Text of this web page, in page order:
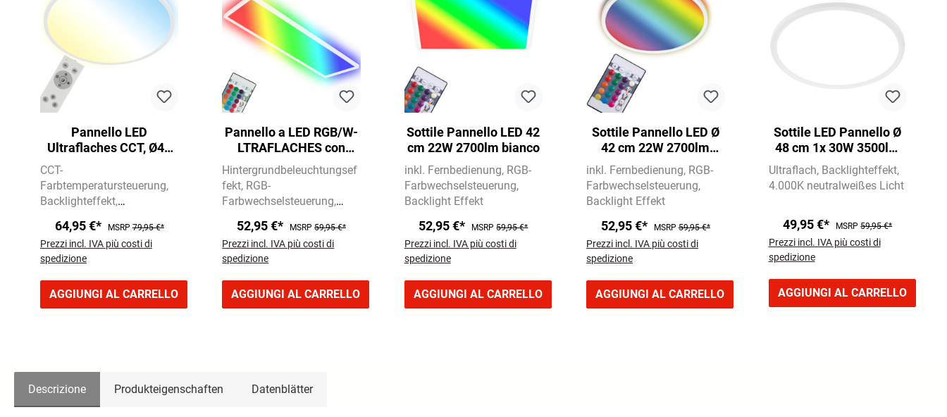
Pannello LED
Ultraflaches CCT, Ø48
cm, LED, 31 W, 3500 LM,
bianco
CCT-
Farbtemperatursteuerung
Backlighteffekt
64,95 €* MSRP79,95 €*
Prezzi incl. IVA più costi di
spedizione
AGGIUNGI AL CARRELLO
Pannello a LED RGB/W-
LTRAFLACHES con
retroilluminazione, 42
cm, LED, 22 W, 3000 LM,
bianco
Hintergrundbeleuchtungsef
fekt RGB-
Farbwechselsteuerung
52,95 €* MSRP59,95 €*
Prezzi incl. IVA più costi di
spedizione
AGGIUNGI AL CARRELLO
Sottile Pannello LED 42
cm 22W 2700lm bianco
inkl. Fernbedienung RGB-
Farbwechselsteuerung
Backlight Effekt
52,95 €* MSRP59,95 €*
Prezzi incl. IVA più costi di
spedizione
AGGIUNGI AL CARRELLO
Sottile Pannello LED Ø
42 cm 22W 2700lm
bianco
inkl. Fernbedienung RGB-
Farbwechselsteuerung
Backlight Effekt
52,95 €* MSRP59,95 €*
Prezzi incl. IVA più costi di
spedizione
AGGIUNGI AL CARRELLO
Sottile LED Pannello Ø
48 cm 1x 30W 3500lm
bianco
Ultraflach Backlighteffekt
4.000K neutralweißes Licht
49,95 €* MSRP59,95 €*
Prezzi incl. IVA più costi di
spedizione
AGGIUNGI AL CARRELLO
Descrizione Produkteigenschaften Datenblätter